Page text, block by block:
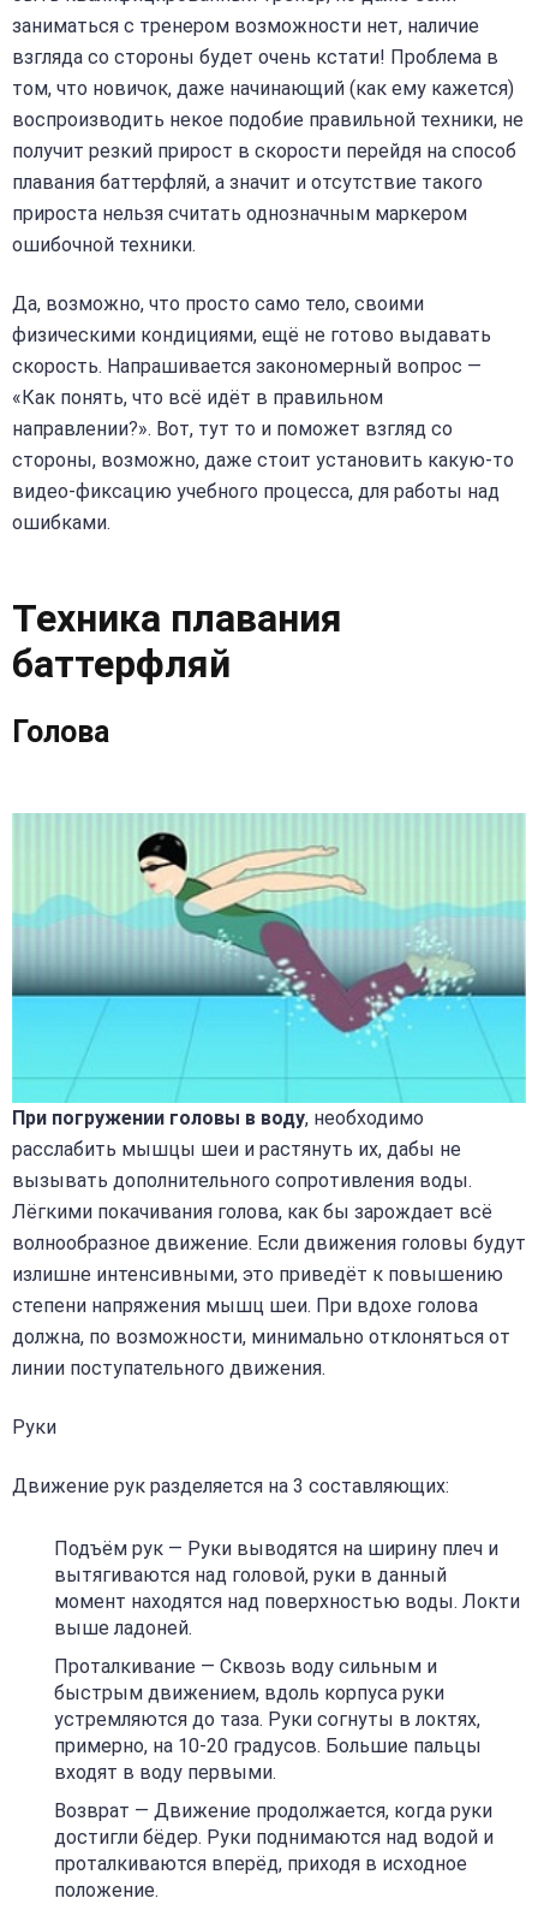
заниматься с тренером возможности нет, наличие
взгляда со стороны будет очень кстати! Проблема в
том, что новичок, даже начинающий (как ему кажется)
воспроизводить некое подобие правильной техники, не
получит резкий прирост в скорости перейдя на способ
плавания баттерфляй, а значит и отсутствие такого
прироста нельзя считать однозначным маркером
ошибочной техники.
Да, возможно, что просто само тело, своими
физическими кондициями, ещё не готово выдавать
скорость. Напрашивается закономерный вопрос —
«Как понять, что всё идёт в правильном
направлении?». Вот, тут то и поможет взгляд со
стороны, возможно, даже стоит установить какую-то
видео-фиксацию учебного процесса, для работы над
ошибками.
Техника плавания
баттерфляй
Голова
При погружении головы в воду, необходимо
расслабить мышцы шеи и растянуть их, дабы не
вызывать дополнительного сопротивления воды.
Лёгкими покачивания голова, как бы зарождает всё
волнообразное движение. Если движения головы будут
излишне интенсивными, это приведёт к повышению
степени напряжения мышц шеи. При вдохе голова
должна, по возможности, минимально отклоняться от
линии поступательного движения.
Руки
Движение рук разделяется на 3 составляющих:
Подъём рук — Руки выводятся на ширину плеч и
вытягиваются над головой, руки в данный
момент находятся над поверхностью воды. Локти
выше ладоней.
Проталкивание — Сквозь воду сильным и
быстрым движением, вдоль корпуса руки
устремляются до таза. Руки согнуты в локтях,
примерно, на 10-20 градусов. Большие пальцы
входят в воду первыми.
Возврат — Движение продолжается, когда руки
достигли бёдер. Руки поднимаются над водой и
проталкиваются вперёд, приходя в исходное
положение.